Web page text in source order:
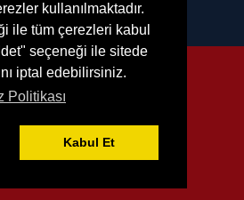
kullanılmaktadır.
ile tüm çerezleri kabul
seçeneği ile sitede
iptal edebilirsiniz.
Politikası
Kabul Et